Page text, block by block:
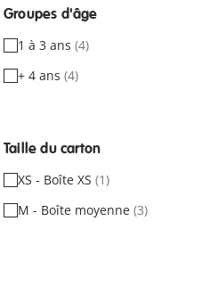
Groupes d'âge
1 à 3 ans (4)
+ 4 ans (4)
Taille du carton
XS - Boîte XS (1)
M - Boîte moyenne (3)